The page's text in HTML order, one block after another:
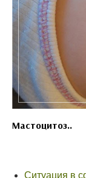
Мастоцитоз..
Ситуация в